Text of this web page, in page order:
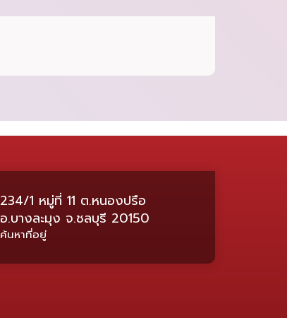
234/1 หมู่ที่ 11 ต.หนองปรือ
อ.บางละมุง จ.ชลบุรี 20150
ค้นหาที่อยู่